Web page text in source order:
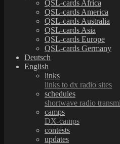
QSL-cards Africa
QSL-cards America
QSL-cards Australia
QSL-cards Asia
QSL-cards Europe
QSL-cards Germany
Deutsch
English
links
links to dx radio sites
schedules
shortwave radio
camps
DX-camps
contests
updates